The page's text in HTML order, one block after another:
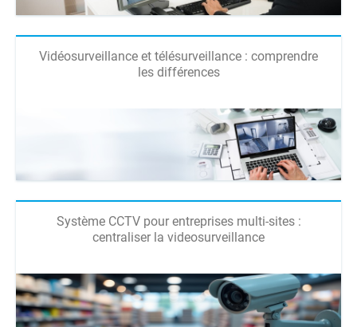
Vidéosurveillance et télésurveillance : comprendre
les différences
Système CCTV pour entreprises multi-sites :
centraliser la videosurveillance